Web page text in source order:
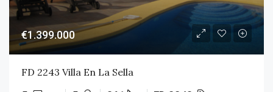
€1.399.000
FD 2243 Villa En La Sella